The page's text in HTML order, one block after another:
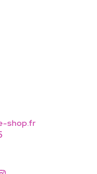
shop.fr